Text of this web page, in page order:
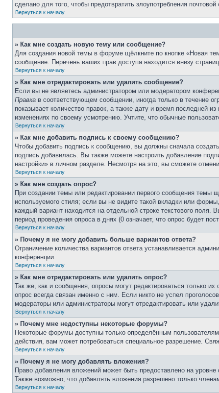
сделано для того, чтобы предотвратить злоупотребления
Вернуться к началу
» Как мне создать новую тему или сообщение?
Для создания новой темы в форуме щёлкните по кнопке «Новая
сообщение. Перечень ваших прав доступа находится внизу
Вернуться к началу
» Как мне отредактировать или удалить сообщение?
Если вы не являетесь администратором или модератором
Правка в соответствующем сообщении, иногда только в течение
показывает количество правок, а также дату и время последней
изменениях по своему усмотрению. Учтите, что обычные
Вернуться к началу
» Как мне добавить подпись к своему сообщению?
Чтобы добавить подпись к сообщению, вы должны сначала
подпись добавилась. Вы также можете настроить добавление
настройки» в личном разделе. Несмотря на это, вы сможете
Вернуться к началу
» Как мне создать опрос?
При создании темы или редактировании первого сообщения темы
используемого стиля; если вы не видите такой вкладки или
каждый вариант находится на отдельной строке текстового
период проведения опроса в днях (0 означает, что опрос будет
Вернуться к началу
» Почему я не могу добавить больше вариантов ответа?
Ограничение количества вариантов ответа устанавливается
конференции.
Вернуться к началу
» Как мне отредактировать или удалить опрос?
Так же, как и сообщения, опросы могут редактироваться только
опрос всегда связан именно с ним. Если никто не успел
модераторы или администраторы могут отредактировать или
Вернуться к началу
» Почему мне недоступны некоторые форумы?
Некоторые форумы доступны только определённым
действия, вам может потребоваться специальное разрешение.
Вернуться к началу
» Почему я не могу добавлять вложения?
Право добавления вложений может быть предоставлено на
Также возможно, что добавлять вложения разрешено только
Вернуться к началу